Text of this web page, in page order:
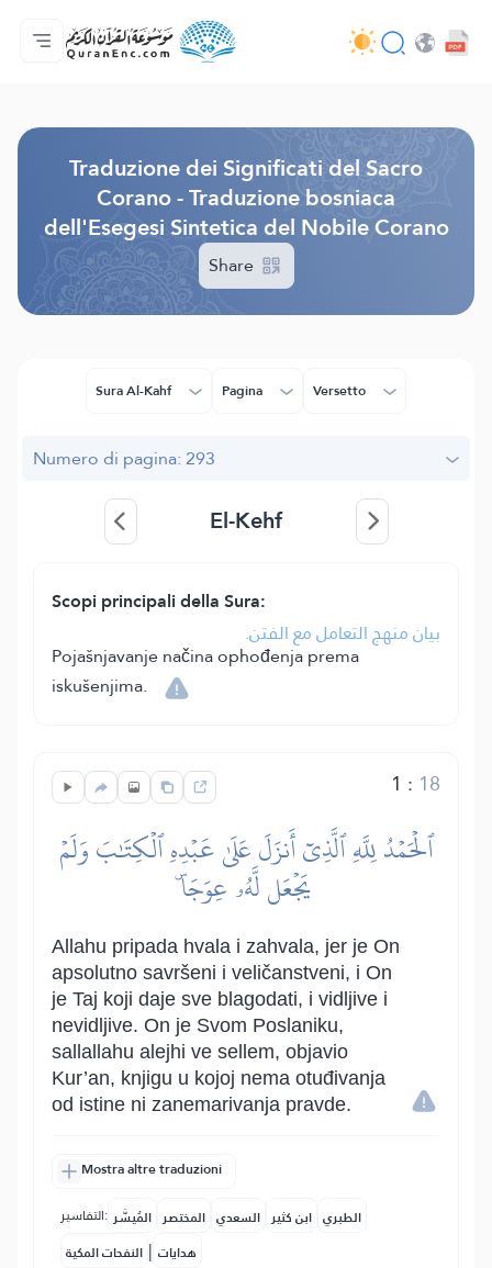
Home
Indice traduzioni
Audio
Servizi per sviluppatori - API
Sul progetto
Contattaci
Lingua
Traduzione dei Significati del Sacro
Corano - Traduzione bosniaca
dell'Esegesi Sintetica del Nobile Corano
Share
Sura Al-Kahf Pagina Versetto
Numero di pagina: 293
El-Kehf
Scopi principali della Sura:
بيان منهج التعامل مع الفتن.
Pojašnjavanje načina ophođenja prema
iskušenjima.
1 : 18
ٱلۡحَمۡدُ لِلَّهِ ٱلَّذِيٓ أَنزَلَ عَلَىٰ عَبۡدِهِ ٱلۡكِتَٰبَ وَلَمۡ
يَجۡعَل لَّهُۥ عِوَجَاۜ
Allahu pripada hvala i zahvala, jer je On
apsolutno savršeni i veličanstveni, i On
je Taj koji daje sve blagodati, i vidljive i
nevidljive. On je Svom Poslaniku,
sallallahu alejhi ve sellem, objavio
Kur’an, knjigu u kojoj nema otuđivanja
od istine ni zanemarivanja pravde.
Mostra altre traduzioni
التفاسير: المُيسَّر المختصر السعدي ابن كثير الطبري
النفحات المكية | هدايات